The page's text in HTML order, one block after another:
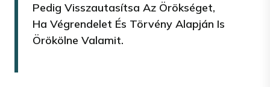
Pedig Visszautasítsa Az Örökséget,
Ha Végrendelet És Törvény Alapján Is
Örökölne Valamit.